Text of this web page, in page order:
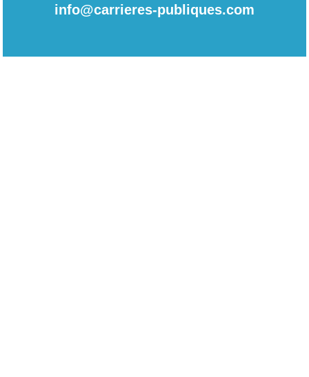
info@carrieres-publiques.com